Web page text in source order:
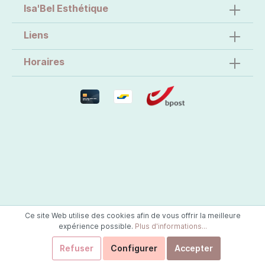
Isa'Bel Esthétique
Liens
Horaires
Ce site Web utilise des cookies afin de vous offrir la meilleure
expérience possible. Plus d'informations...
Refuser Configurer Accepter